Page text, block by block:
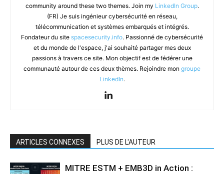
community around these two themes. Join my LinkedIn Group.
(FR) Je suis ingénieur cybersécurité en réseau,
télécommunication et systèmes embarqués et intégrés.
Fondateur du site spacesecurity.info. Passionné de cybersécurité
et du monde de l'espace, j'ai souhaité partager mes deux
passions à travers ce site. Mon objectif est de fédérer une
communauté autour de ces deux thèmes. Rejoindre mon groupe
LinkedIn.
ARTICLES CONNEXES PLUS DE L'AUTEUR
MITRE ESTM + EMB3D in Action :